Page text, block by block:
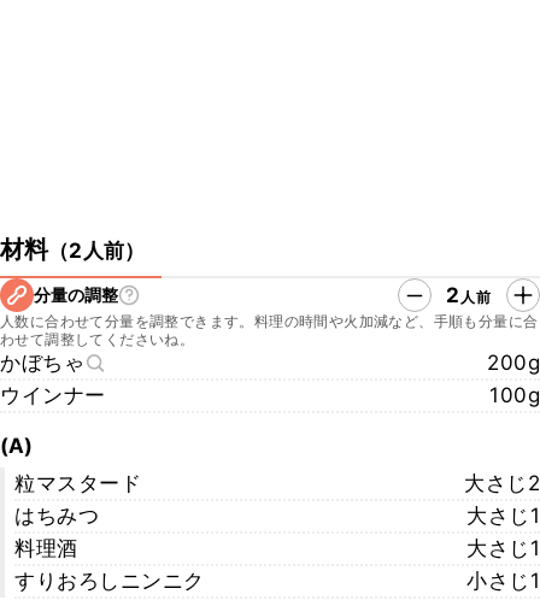
材料（2人前）
分量の調整 2 人前
人数に合わせて分量を調整できます。料理の時間や火加減など、手順も分量に合
わせて調整してくださいね。
かぼちゃ
200g
ウインナー
100g
(A)
粒マスタード
大さじ2
はちみつ
大さじ1
料理酒
大さじ1
すりおろしニンニク
小さじ1